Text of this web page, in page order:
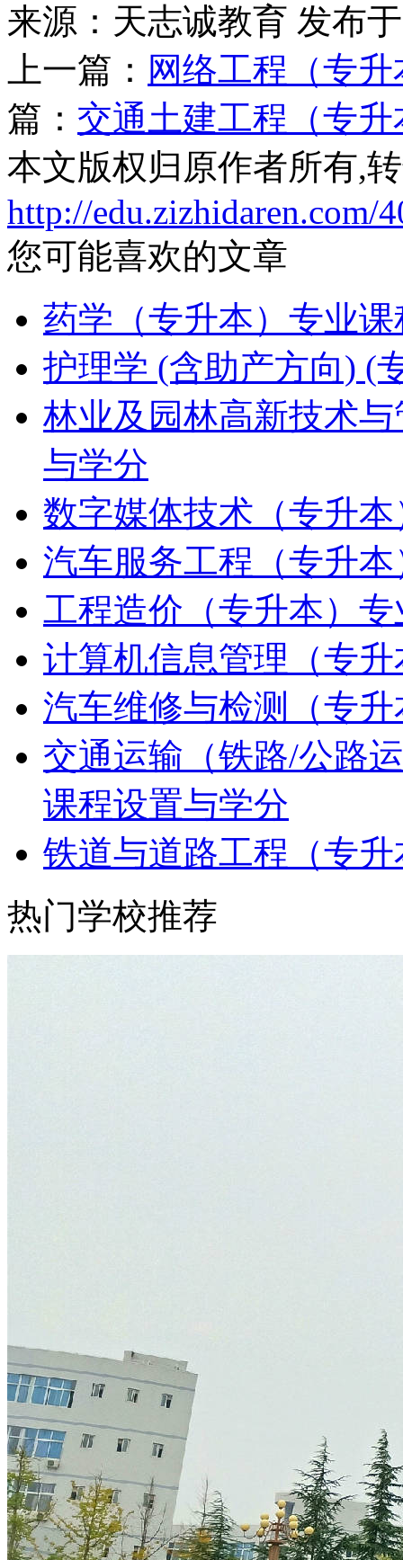
来源：天志诚教育 发布
上一篇： 网络工程（专
篇： 交通土建工程（专
本文版权归原作者所有,
http://edu.zizhidaren.com/
您可能喜欢的文章
药学（专升本）专业
护理学 (含助产方向) (
林业及园林高新技术
与学分
数字媒体技术（专升
汽车服务工程（专升
工程造价（专升本）
计算机信息管理（专
汽车维修与检测（专
交通运输（铁路/公路
课程设置与学分
铁道与道路工程（专
热门学校推荐